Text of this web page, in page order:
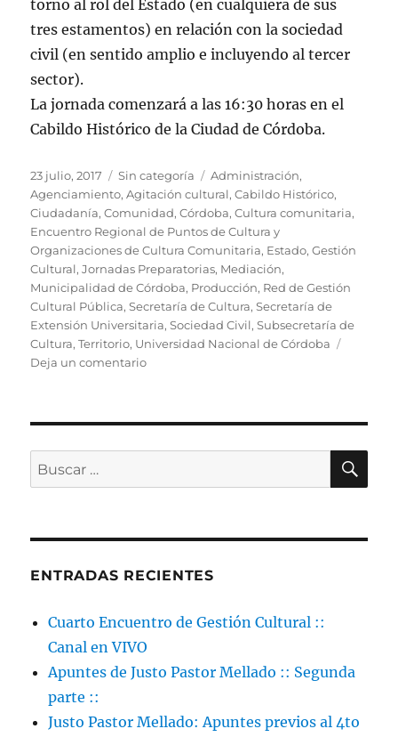
torno al rol del Estado (en cualquiera de sus
tres estamentos) en relación con la sociedad
civil (en sentido amplio e incluyendo al tercer
sector).
Lajornada comenzará a las 16:30 horas en el
Cabildo Histórico de la Ciudad de Córdoba.
Publicado
el
23 julio, 2017 Categorías
Sin categoría Etiquetas
Administración,
Agenciamiento,Agitación cultural,Cabildo Histórico,
Ciudadanía,Comunidad,Córdoba,Cultura comunitaria,
Encuentro Regional de Puntos de Cultura y
Organizaciones de Cultura Comunitaria, Estado,Gestión
Cultural,Jornadas Preparatorias, Mediación,
Municipalidad de Córdoba, Producción, Red de Gestión
Cultural Pública,Secretaría de Cultura,Secretaría de
Extensión Universitaria,Sociedad Civil,Subsecretaría de
Cultura,Territorio, Universidad Nacional de Córdoba
Deja un comentarioen
Preparatoria
Buscar
por:
ENTRADAS RECIENTES
Cuarto Encuentro de Gestión Cultural ::
Canal en VIVO
Apuntes de Justo Pastor Mellado :: Segunda
parte ::
Justo Pastor Mellado: Apuntes previos al 4to